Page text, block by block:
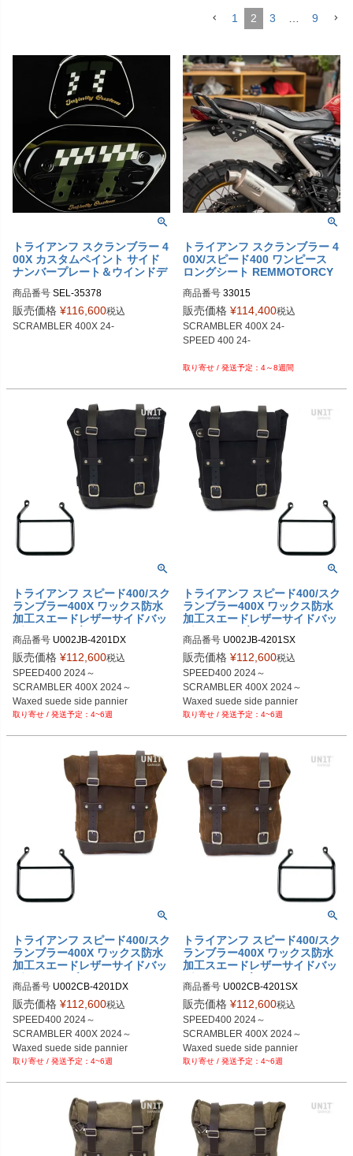
1 2 3 … 9
トライアンフ スクランブラー 4
00X カスタムペイント サイド
ナンバープレート＆ウインドデ
ORCYCLE
商品番号 SEL-35378
35378：TT
35379：No 28
販売価格 ¥116,600税込
SCRAMBLER 400X 24-
トライアンフ スクランブラー 4
00X/スピード400 ワンピース
ロングシート REMMOTORCY
商品番号 33015
販売価格 ¥114,400税込
SCRAMBLER 400X 24-
SPEED 400 24-
4～8週間
トライアンフ スピード400/スク
ランブラー400X ワックス防水
加工スエードレザーサイドバッ
ッグサポート フレーム右側キッ
ト ユニットガレージ
商品番号 U002JB-4201DX
U002JB+4201DX
販売価格 ¥112,600税込
SPEED400 2024～
SCRAMBLER 400X 2024～
Waxed suede side pannier
10L-14L  JetBlack 4~6週
トライアンフ スピード400/スク
ランブラー400X ワックス防水
加工スエードレザーサイドバッ
ッグサポート フレーム左側キッ
ト ユニットガレージ
商品番号 U002JB-4201SX
U002JB+4201SX
販売価格 ¥112,600税込
SPEED400 2024～
SCRAMBLER 400X 2024～
Waxed suede side pannier
10L-14L  JetBlack 4~6週
トライアンフ スピード400/スク
ランブラー400X ワックス防水
加工スエードレザーサイドバッ
ッグサポート フレーム右側キッ
ト ユニットガレージ
商品番号 U002CB-4201DX
U002CB+4201DX
販売価格 ¥112,600税込
SPEED400 2024～
SCRAMBLER 400X 2024～
Waxed suede side pannier
10L-14L ColoradoBrown
4~6週
トライアンフ スピード400/スク
ランブラー400X ワックス防水
加工スエードレザーサイドバッ
ッグサポート フレーム左側キッ
ト ユニットガレージ
商品番号 U002CB-4201SX
販売価格 ¥112,600税込
SPEED400 2024～
SCRAMBLER 400X 2024～
Waxed suede side pannier
10L-14L ColoradoBrown
4~6週